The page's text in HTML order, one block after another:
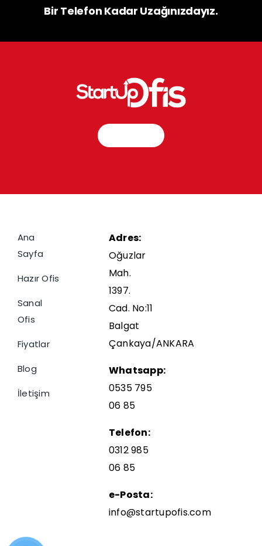
Bir Telefon Kadar Uzağınızdayız.
Ana
Sayfa
Hazır Ofis
Sanal
Ofis
Fiyatlar
Blog
İletişim
Adres:
Oğuzlar
Mah.
1397.
Cad. No:11
Balgat
Çankaya/ANKARA
Whatsapp:
0535 795
06 85
Telefon:
0312 985
06 85
e-Posta:
info@startupofis.com